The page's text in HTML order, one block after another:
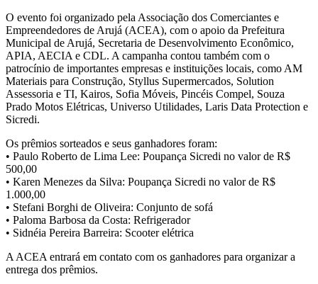
O evento foi organizado pela Associação dos Comerciantes e
Empreendedores de Arujá (ACEA), com o apoio da Prefeitura
Municipal de Arujá, Secretaria de Desenvolvimento Econômico,
APIA, AECIA e CDL. A campanha contou também com o
patrocínio de importantes empresas e instituições locais, como AM
Materiais para Construção, Styllus Supermercados, Solution
Assessoria e TI, Kairos, Sofia Móveis, Pincéis Compel, Souza
Prado Motos Elétricas, Universo Utilidades, Laris Data Protection e
Sicredi.
Os prêmios sorteados e seus ganhadores foram:
• Paulo Roberto de Lima Lee: Poupança Sicredi no valor de R$
500,00
• Karen Menezes da Silva: Poupança Sicredi no valor de R$
1.000,00
• Stefani Borghi de Oliveira: Conjunto de sofá
• Paloma Barbosa da Costa: Refrigerador
• Sidnéia Pereira Barreira: Scooter elétrica
A ACEA entrará em contato com os ganhadores para organizar a
entrega dos prêmios.